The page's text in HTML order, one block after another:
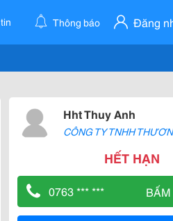
Thông báo Đăng
Hht Thuy Anh
HẾT HẠN
0763 *** ***